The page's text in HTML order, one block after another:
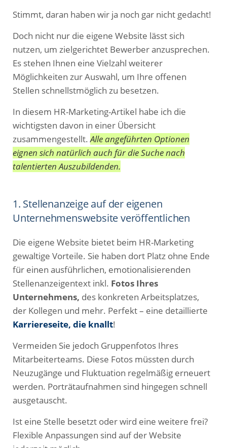
Stimmt, daran haben wir ja noch gar nicht gedacht!
Doch nicht nur die eigene Website lässt sich
nutzen, um zielgerichtet Bewerber anzusprechen.
Es stehen Ihnen eine Vielzahl weiterer
Möglichkeiten zur Auswahl, um Ihre offenen
Stellen schnellstmöglich zu besetzen.
In diesem HR-Marketing-Artikel habe ich die
wichtigsten davon in einer Übersicht
zusammengestellt.Alle angeführten Optionen
eignen sich natürlich auch für die Suche nach
talentierten Auszubildenden.
1. Stellenanzeige auf der eigenen
Unternehmenswebsite veröffentlichen
Die eigene Website bietet beim HR-Marketing
gewaltige Vorteile. Sie haben dort Platz ohne Ende
für einen ausführlichen, emotionalisierenden
Stellenanzeigentext inkl. Fotos Ihres
Unternehmens, des konkreten Arbeitsplatzes,
der Kollegen und mehr. Perfekt – eine detaillierte
Karriereseite, die knallt!
Vermeiden Sie jedoch Gruppenfotos Ihres
Mitarbeiterteams. Diese Fotos müssten durch
Neuzugänge und Fluktuation regelmäßig erneuert
werden. Porträtaufnahmen sind hingegen schnell
ausgetauscht.
Ist eine Stelle besetzt oder wird eine weitere frei?
Flexible Anpassungen sind auf der Website